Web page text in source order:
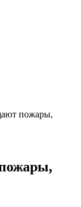
пожары,